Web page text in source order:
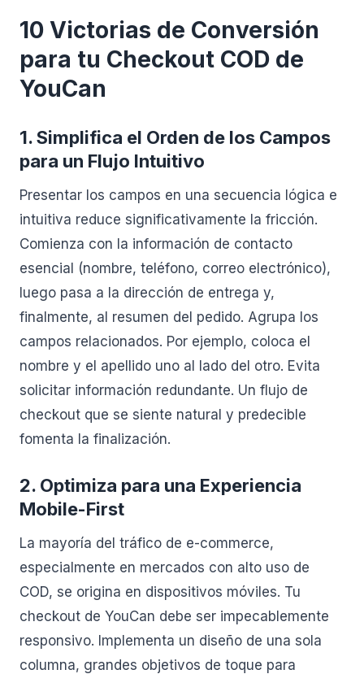
10 Victorias de Conversión
para tu Checkout COD de
YouCan
1. Simplifica el Orden de los Campos
para un Flujo Intuitivo
Presentar los campos en una secuencia lógica e
intuitiva reduce significativamente la fricción.
Comienza con la información de contacto
esencial (nombre, teléfono, correo electrónico),
luego pasa a la dirección de entrega y,
finalmente, al resumen del pedido. Agrupa los
campos relacionados. Por ejemplo, coloca el
nombre y el apellido uno al lado del otro. Evita
solicitar información redundante. Un flujo de
checkout que se siente natural y predecible
fomenta la finalización.
2. Optimiza para una Experiencia
Mobile-First
La mayoría del tráfico de e-commerce,
especialmente en mercados con alto uso de
COD, se origina en dispositivos móviles. Tu
checkout de YouCan debe ser impecablemente
responsivo. Implementa un diseño de una sola
columna, grandes objetivos de toque para